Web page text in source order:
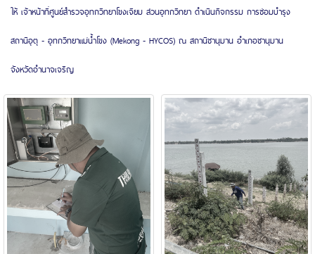
ให้ เจ้าหน้าที่ศูนย์สำรวจอุทกวิทยาโขงเจียม ส่วนอุทกวิทยา ดำเนินกิจกรรม การซ่อมบำรุง
สถานีอุตุ - อุทกวิทยาแม่น้ำโขง (Mekong - HYCOS) ณ สถานีชานุมาน อำเภอชานุมาน
จังหวัดอำนาจเจริญ